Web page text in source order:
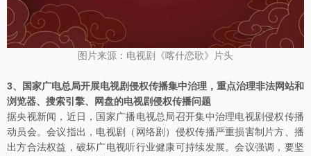
图片来源：电视剧《喀什恋歌》片头
3、国家广电总局开展电视剧侵权传播集中治理，重点治理非法网站和
浏览器、搜索引擎、网盘的电视剧侵权传播问题
据央视新闻，近日，国家广播电视总局召开集中治理电视剧侵权传播
动员会。会议指出，电视剧（网络剧）侵权传播严重损害制片方、播
出方合法权益，破坏广电视听行业健康可持续发展。会议强调，要坚